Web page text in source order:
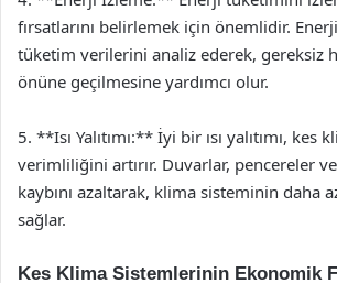
fırsatlarını belirlemek için önemlidir.
tüketim verilerini analiz ederek, gereksiz
önüne geçilmesine yardımcı olur.
5. **Isı Yalıtımı:** İyi bir ısı yalıtımı,
verimliliğini artırır. Duvarlar, pencereler ve
kaybını azaltarak, klima sisteminin daha az
sağlar.
Kes Klima Sistemlerinin Ekonomik